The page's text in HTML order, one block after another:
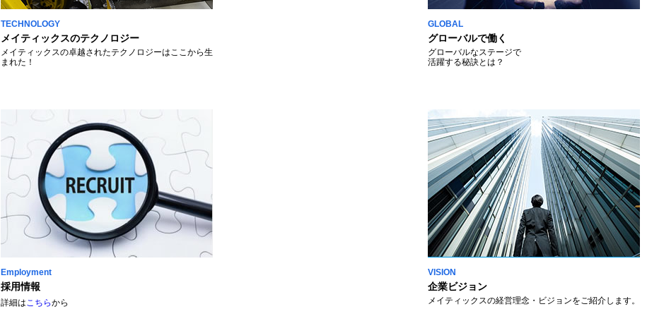
TECHNOLOGY
メイティックスのテクノロジー
メイティックスの卓越されたテクノロジーはここから生
まれた！
GLOBAL
グローバルで働く
グローバルなステージで
活躍する秘訣とは？
Employment
採用情報
詳細はこちらから
VISION
企業ビジョン
メイティックスの経営理念・ビジョンをご紹介します。